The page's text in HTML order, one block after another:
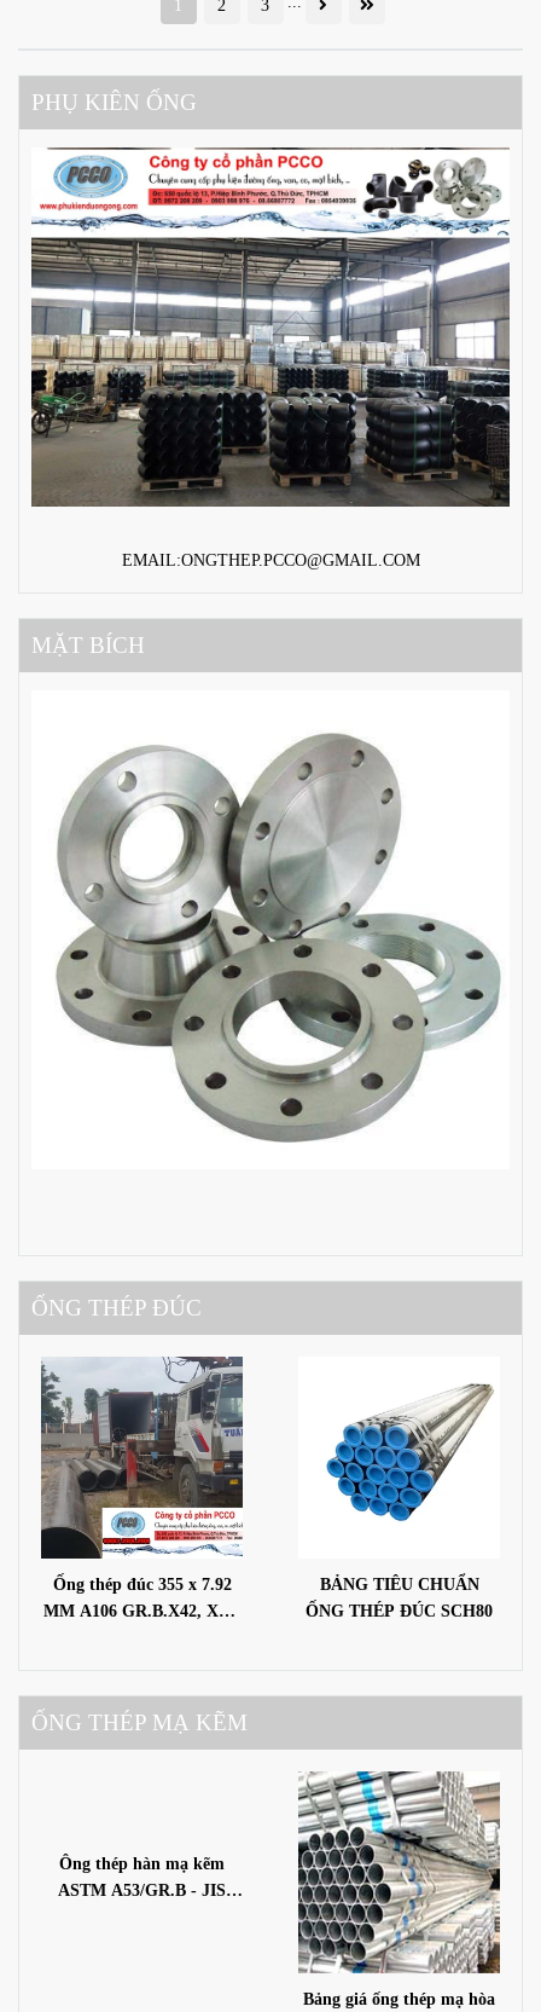
1 2 3
PHỤ KIÊN ỐNG
EMAIL:ONGTHEP.PCCO@GMAIL.COM
MẶT BÍCH
ỐNG THÉP ĐÚC
Ống thép đúc 355 x 7.92
MM A106 GR.B.X42, X46,
BẢNG TIÊU CHUẨN
ỐNG THÉP ĐÚC SCH80
ỐNG THÉP MẠ KẼM
Ông thép hàn mạ kẽm
ASTM A53/GR.B - JIS
Bảng giá ống thép mạ hòa